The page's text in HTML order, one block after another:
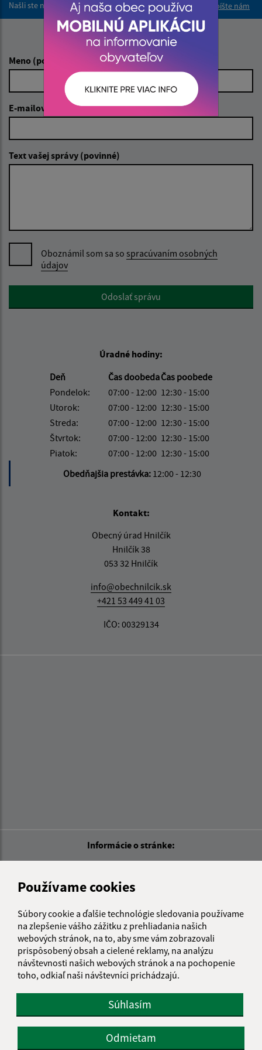
Používame cookies
Súbory cookie a ďalšie technológie sledovania používame
na zlepšenie vášho zážitku z prehliadania našich
webových stránok, na to, aby sme vám zobrazovali
prispôsobený obsah a cielené reklamy, na analýzu
návštevnosti našich webových stránok a na pochopenie
toho, odkiaľ naši návštevníci prichádzajú.
Súhlasím
Odmietam
Našli ste na stránke chybu?
Napíšte nám
Napíšte nám:
Meno (povinné)
E-mailová adresa (povinné)
Text vašej správy (povinné)
Oboznámil som sa so spracúvaním osobných
údajov
Google reCaptcha ResponseOdoslať správu
Úradné hodiny:
Deň
Čas doobedaČas poobede
Pondelok:
07:00 - 12:00 12:30 - 15:00
Utorok:
07:00 - 12:00 12:30 - 15:00
Streda:
07:00 - 12:00 12:30 - 15:00
Štvrtok:
07:00 - 12:00 12:30 - 15:00
Piatok:
07:00 - 12:00 12:30 - 15:00
Obedňajšia prestávka: 12:00 - 12:30
Kontakt:
Obecný úrad Hnilčík
Hnilčík 38
053 32 Hnilčík
info@obechnilcik.sk
+421 53 449 41 03
IČO: 00329134
Informácie o stránke:
Autorské práva
Ochrana osobných údajov
Navigácia:
Vytlačiť aktuálnu stránku
Mapa stránok
Cookies
Aktuality
História
Fotogaléria